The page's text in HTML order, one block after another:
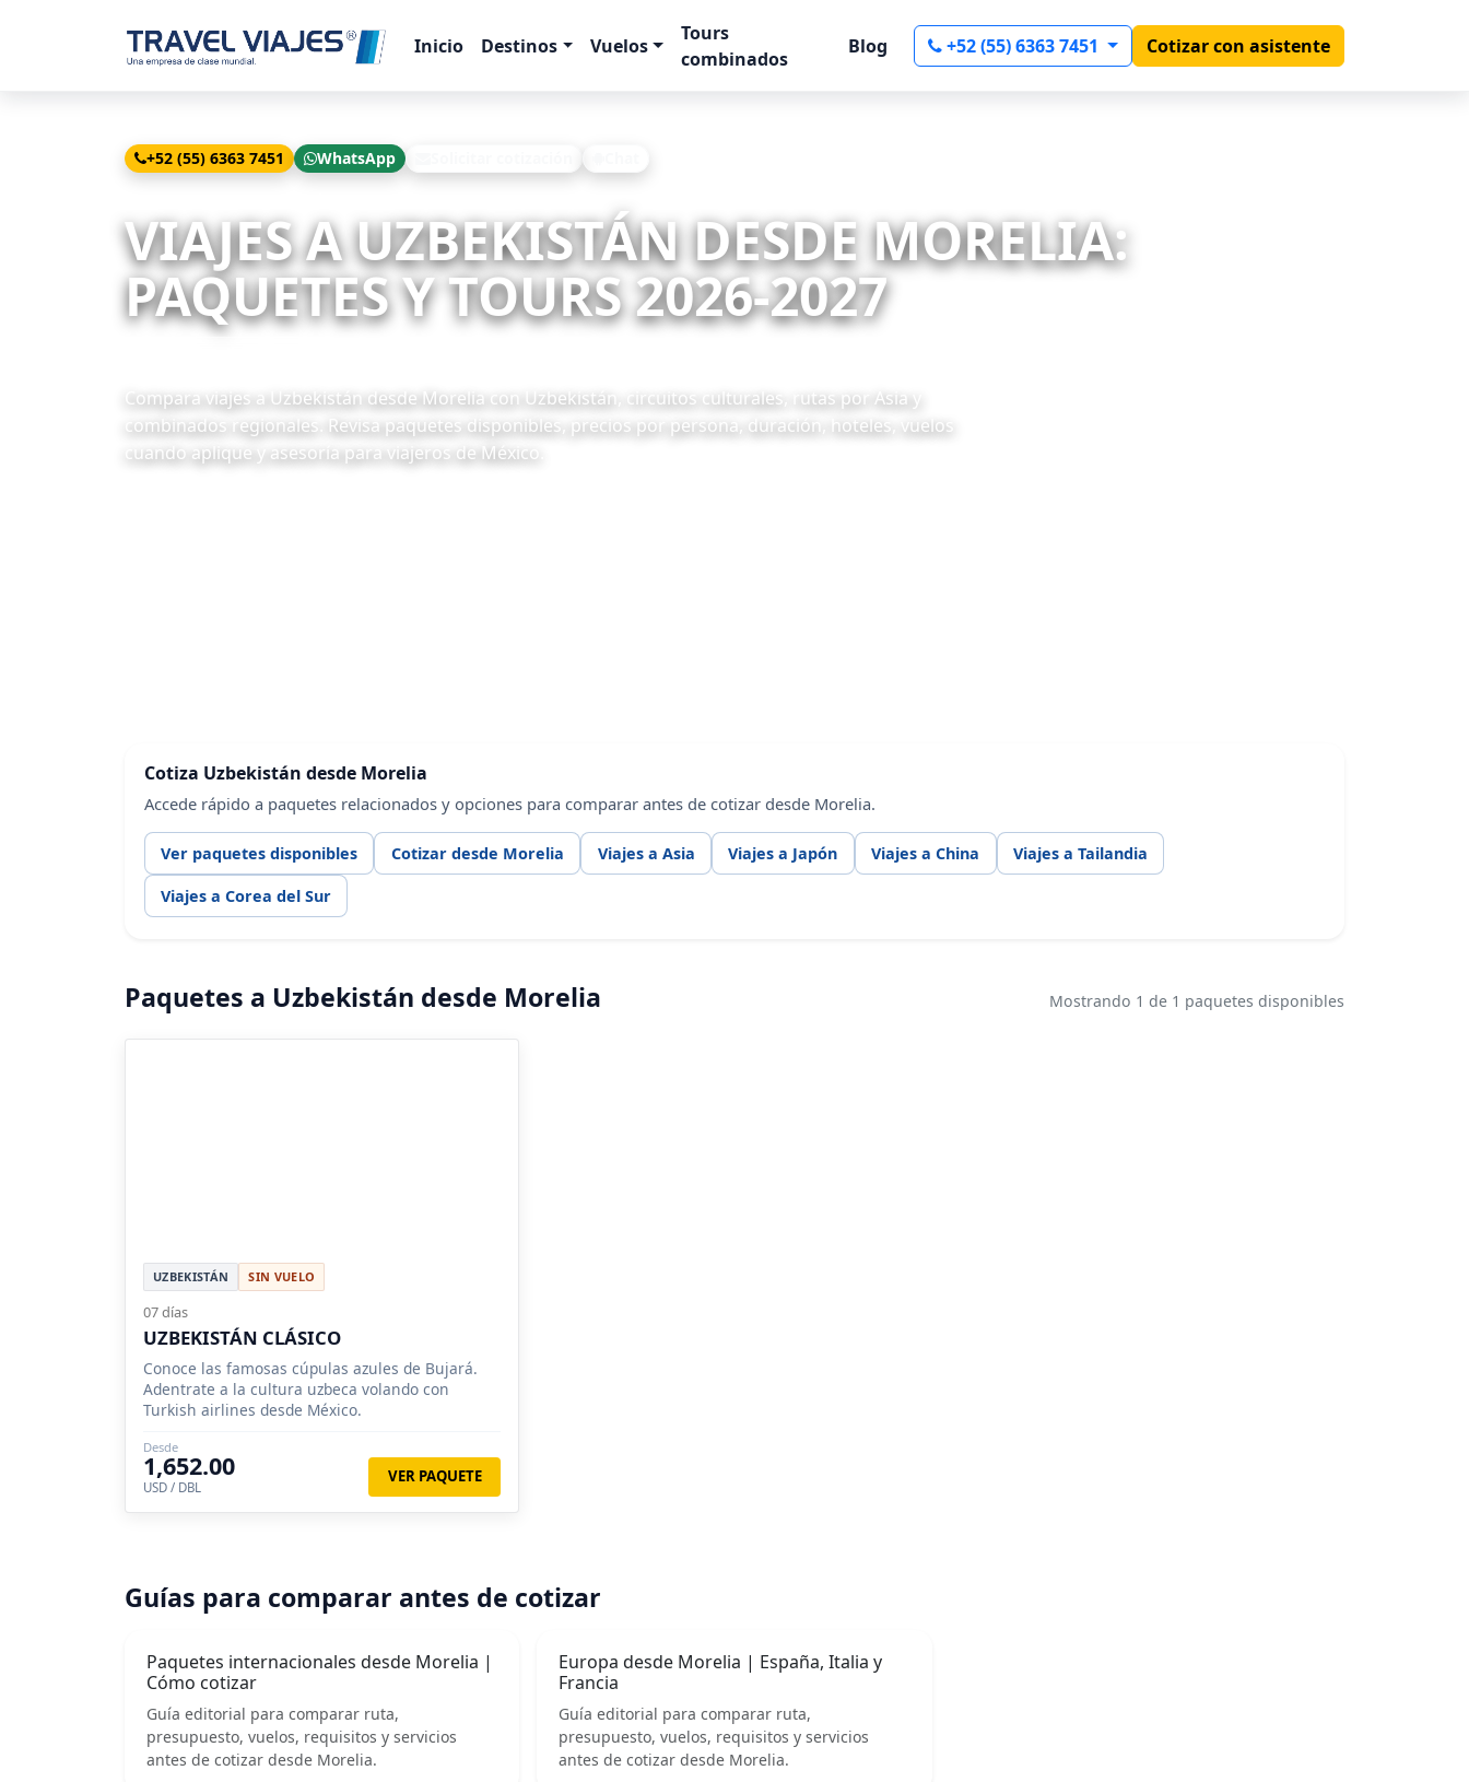
Inicio Destinos Vuelos
Tours
combinados
Blog +52 (55) 6363 7451 Cotizar con asistente
+52 (55) 6363 7451 WhatsApp
VIAJES A UZBEKISTÁN DESDE MORELIA:
PAQUETES Y TOURS 2026-2027
Compara viajes a Uzbekistán desde Morelia con Uzbekistán, circuitos culturales, rutas por Asia y
combinados regionales. Revisa paquetes disponibles, precios por persona, duración, hoteles, vuelos
cuando aplique y asesoría para viajeros de México.
Cotiza Uzbekistán desde Morelia
Accede rápido a paquetes relacionados y opciones para comparar antes de cotizar desde Morelia.
Ver paquetes disponibles Cotizar desde Morelia Viajes a Asia Viajes a Japón Viajes a China Viajes a Tailandia
Viajes a Corea del Sur
Paquetes a Uzbekistán desde Morelia Mostrando 1 de 1 paquetes disponibles
UZBEKISTÁN SIN VUELO
07 días
UZBEKISTÁN CLÁSICO
Conoce las famosas cúpulas azules de Bujará.
Adentrate a la cultura uzbeca volando con
Turkish airlines desde México.
Desde
1,652.00
USD / DBL
VER PAQUETE
Guías para comparar antes de cotizar
Paquetes internacionales desde Morelia |
Cómo cotizar
Guía editorial para comparar ruta,
presupuesto, vuelos, requisitos y servicios
antes de cotizar desde Morelia.
Europa desde Morelia | España, Italia y
Francia
Guía editorial para comparar ruta,
presupuesto, vuelos, requisitos y servicios
antes de cotizar desde Morelia.